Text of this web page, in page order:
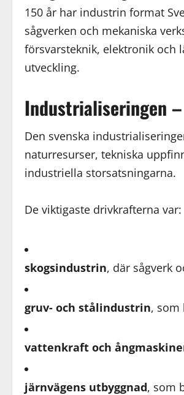
150 år har industrin format
sågverken och mekaniska
försvarsteknik, elektronik och
utveckling.
Industrialiseringen
Den svenska
naturresurser, tekniska
industriella storsatsningarna.
De viktigaste drivkrafterna var:
skogsindustrin, där sågverk
gruv- och stålindustrin, som
vattenkraft och
järnvägens utbyggnad, som